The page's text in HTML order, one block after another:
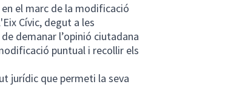
el marc de la modificació
Cívic, degut a les
demanar l’opinió ciutadana
puntual i recollir els
jurídic que permeti la seva